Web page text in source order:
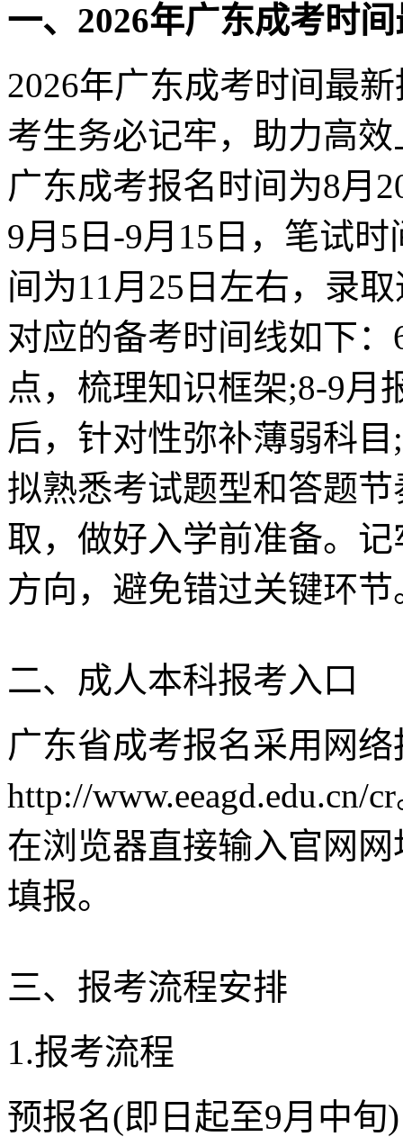
一、2026年广东成考时
2026年广东成考时间最
考生务必记牢，助力高
广东成考报名时间为8月
9月5日-9月15日，笔试
间为11月25日左右，录
对应的备考时间线如下
点，梳理知识框架;8-9月
后，针对性弥补薄弱科
拟熟悉考试题型和答题
取，做好入学前准备。
方向，避免错过关键环节
二、成人本科报考入口
广东省成考报名采用网
http://www.eeagd.edu.cn/
在浏览器直接输入官网
填报。
三、报考流程安排
1.报考流程
预报名(即日起至9月中旬)